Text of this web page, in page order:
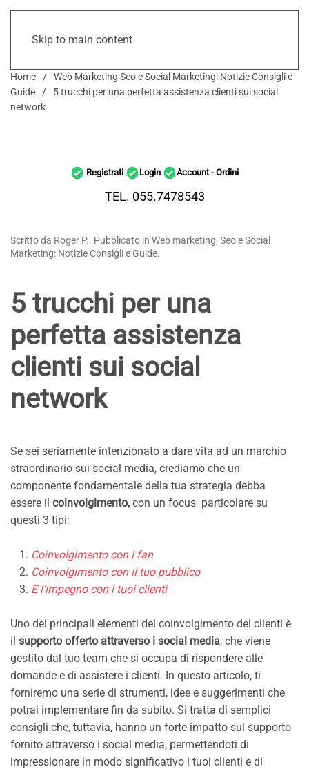
Skip to main content
Home
Web Marketing Seo e Social Marketing: Notizie Consigli e
Guide
5 trucchi per una perfetta assistenza clienti sui social
network
Registrati Login Account - Ordini
TEL. 055.7478543
Scritto da Roger P.. Pubblicato in Web marketing, Seo e Social
Marketing: Notizie Consigli e Guide.
5 trucchi per una
perfetta assistenza
clienti sui social
network
Se sei seriamente intenzionato a dare vita ad un marchio
straordinario sui social media, crediamo che un
componente fondamentale della tua strategia debba
essere il coinvolgimento, con un focus particolare su
questi 3 tipi:
Coinvolgimento con i fan
Coinvolgimento con il tuo pubblico
E l'impegno con i tuoi clienti
Uno dei principali elementi del coinvolgimento dei clienti è
il supporto offerto attraverso i social media, che viene
gestito dal tuo team che si occupa di rispondere alle
domande e di assistere i clienti. In questo articolo, ti
forniremo una serie di strumenti, idee e suggerimenti che
potrai implementare fin da subito. Si tratta di semplici
consigli che, tuttavia, hanno un forte impatto sul supporto
fornito attraverso i social media, permettendoti di
impressionare in modo significativo i tuoi clienti e di